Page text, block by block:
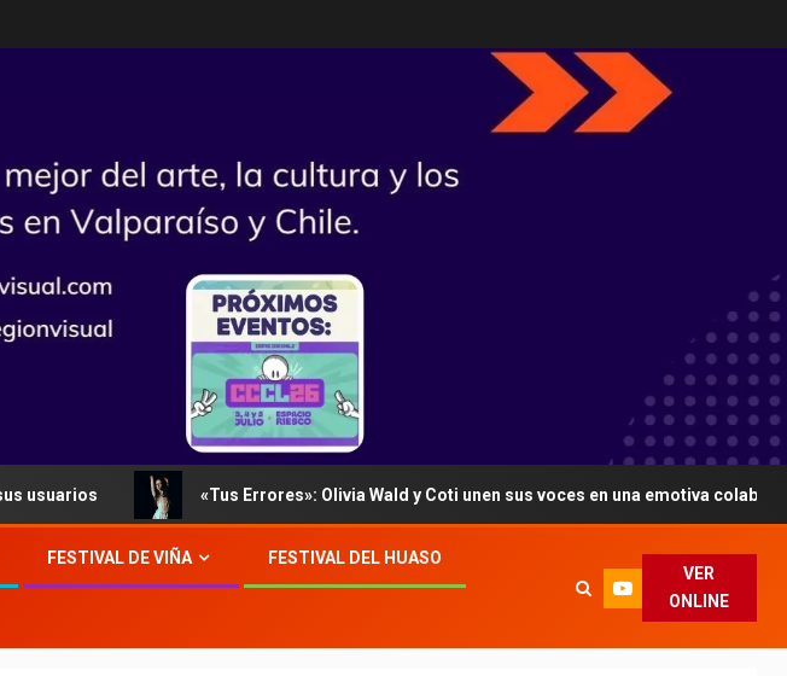
«Tus Errores»: Olivia Wald y Coti unen sus voces en una emotiva colaboración
FESTIVAL DE VIÑA FESTIVAL DEL HUASO
VER
ONLINE